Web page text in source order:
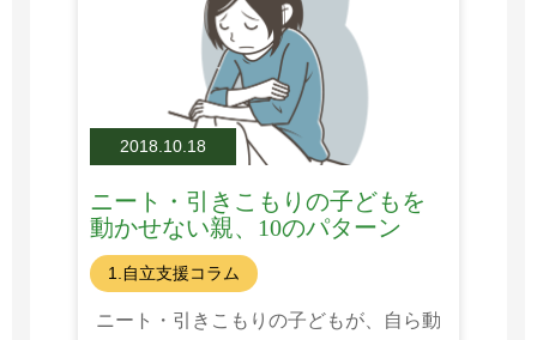
2018.10.18
ニート・引きこもりの子どもを
動かせない親、10のパターン
1.自立支援コラム
ニート・引きこもりの子どもが、自ら動